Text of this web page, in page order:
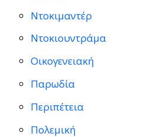
Ντοκιμαντέρ
Ντοκιουντράμα
Οικογενειακή
Παρωδία
Περιπέτεια
Πολεμική